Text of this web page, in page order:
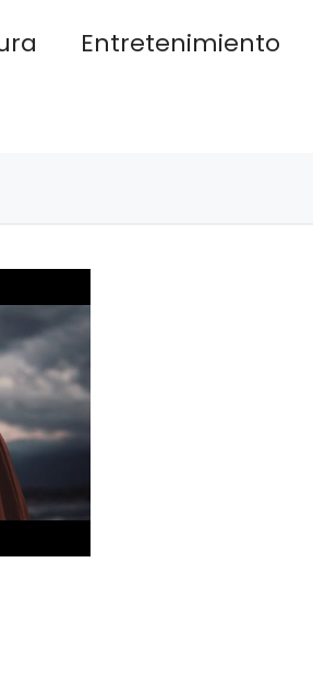
Entretenimiento